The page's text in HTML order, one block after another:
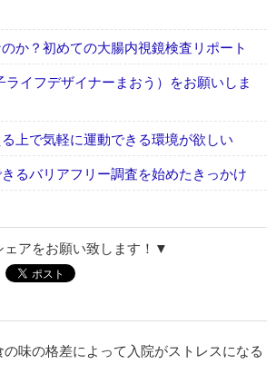
か？初めての大腸内視鏡検査リポート
ライフデザイナーまおう）をお願いしま
上で気軽に運動できる環境が欲しい
るバリアフリー調査を始めたきっかけ
アをお願い致します！▼
味の格差によって入院がストレスになる